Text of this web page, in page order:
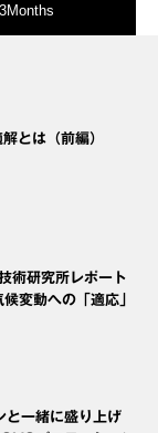
3Months
とは（前編）
研究所レポート
変動への「適応」
と一緒に盛り上げ